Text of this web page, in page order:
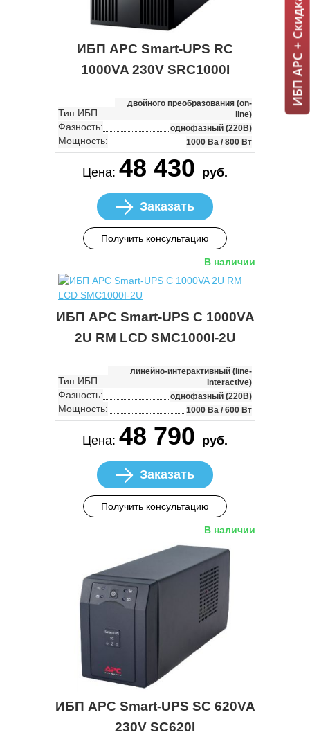
ИБП APC Smart-UPS RC
1000VA 230V SRC1000I
Тип ИБП:
двойного преобразования (on-
line)
Фазность: однофазный (220В)
Мощность: 1000 Ва / 800 Вт
Цена: 48 430 руб.
Заказать
Получить консультацию
В наличии
ИБП APC Smart-UPS C 1000VA
2U RM LCD SMC1000I-2U
Тип ИБП:
линейно-интерактивный (line-
interactive)
Фазность: однофазный (220В)
Мощность: 1000 Ва / 600 Вт
Цена: 48 790 руб.
Заказать
Получить консультацию
В наличии
ИБП APC Smart-UPS SC 620VA
230V SC620I